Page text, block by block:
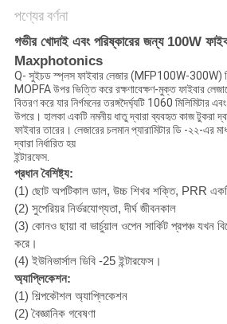
PRIVACY
POLICY
পণ্যের বর্ণনা
গভীর খোদাই এবং পরিষ্কারের জন্য 100W
Maxphotonics
Q- সুইচড স্প্লস ফাইবার লেজার (MFP100W-300W)
MOPFA উপর ভিত্তি করে রক্ষণাবেক্ষণ-মুক্ত ফাইবার
বিতরণ করে যার নির্গমনের তরঙ্গদৈর্ঘ্যটি 1060 মিলিমিটার
উপরে। হালকা একটি নমনীয় ধাতু দ্বারা ব্যবহৃত কাজ টুকরা
ফাইবার তারের। লেজারের চলমান প্যারামিটার ডি -২২-এর
দ্বারা নির্ধারিত হয়
ইন্টারফেস.
প্রধান বৈশিষ্ট্য:
(1) ছোট অপটিকাল ডাল, উচ্চ শিখর শক্তি, PRR
(2) সুপেরিয়র নির্ভরযোগ্যতা, দীর্ঘ জীবনকাল
(3) কোনও ছায়া বা ভার্চুয়াল ওপেন সার্কিট প্রপঞ্চ যখন
করে।
(4) ইউনিভার্সাল ডিবি -25 ইন্টারফেস।
অ্যাপ্লিকেশন:
(1) শিল্পকৌশল অ্যাপ্লিকেশন
(2) বৈজ্ঞানিক গবেষণা